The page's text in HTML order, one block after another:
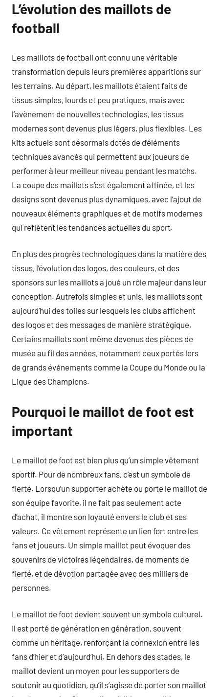
L’évolution des maillots de
football
Les maillots de football ont connu une véritable
transformation depuis leurs premières apparitions sur
les terrains. Au départ, les maillots étaient faits de
tissus simples, lourds et peu pratiques, mais avec
l’avènement de nouvelles technologies, les tissus
modernes sont devenus plus légers, plus flexibles. Les
kits actuels sont désormais dotés de d’éléments
techniques avancés qui permettent aux joueurs de
performer à leur meilleur niveau pendant les matchs.
La coupe des maillots s’est également affinée, et les
designs sont devenus plus dynamiques, avec l’ajout de
nouveaux éléments graphiques et de motifs modernes
qui reflètent les tendances actuelles du sport.
En plus des progrès technologiques dans la matière des
tissus, l’évolution des logos, des couleurs, et des
sponsors sur les maillots a joué un rôle majeur dans leur
conception. Autrefois simples et unis, les maillots sont
aujourd’hui des toiles sur lesquels les clubs affichent
des logos et des messages de manière stratégique.
Certains maillots sont même devenus des pièces de
musée au fil des années, notamment ceux portés lors
de grands événements comme la Coupe du Monde ou la
Ligue des Champions.
Pourquoi le maillot de foot est
important
Le maillot de foot est bien plus qu’un simple vêtement
sportif. Pour de nombreux fans, c’est un symbole de
fierté. Lorsqu’un supporter achète ou porte le maillot de
son équipe favorite, il ne fait pas seulement acte
d’achat, il montre son loyauté envers le club et ses
valeurs. Ce vêtement représente un lien fort entre les
fans et joueurs. Un simple maillot peut évoquer des
souvenirs de victoires légendaires, de moments de
fierté, et de dévotion partagée avec des milliers de
personnes.
Le maillot de foot devient souvent un symbole culturel.
Il est porté de génération en génération, souvent
comme un héritage, renforçant la connexion entre les
fans d’hier et d’aujourd’hui. En dehors des stades, le
maillot devient un moyen pour les supporters de
soutenir au quotidien, qu’il s’agisse de porter son maillot